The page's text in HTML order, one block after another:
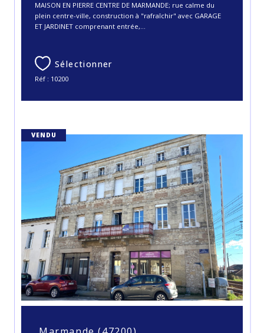
MAISON EN PIERRE CENTRE DE MARMANDE; rue calme du
plein centre-ville, construction à "rafraîchir" avec GARAGE
ET JARDINET comprenant entrée,...
Sélectionner
Réf : 10200
VENDU